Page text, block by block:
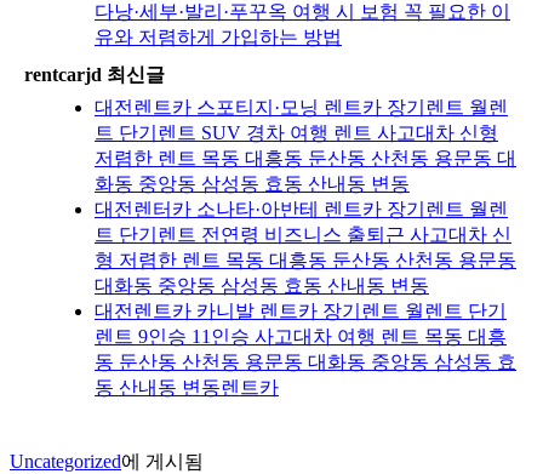
다낭·세부·발리·푸꾸옥 여행 시 보험 꼭 필요한 이
유와 저렴하게 가입하는 방법
rentcarjd 최신글
대전렌트카 스포티지·모닝 렌트카 장기렌트 월렌
트 단기렌트 SUV 경차 여행 렌트 사고대차 신형
저렴한 렌트 목동 대흥동 둔산동 산천동 용문동 대
화동 중앙동 삼성동 효동 산내동 변동
대전렌터카 소나타·아반테 렌트카 장기렌트 월렌
트 단기렌트 전연령 비즈니스 출퇴근 사고대차 신
형 저렴한 렌트 목동 대흥동 둔산동 산천동 용문동
대화동 중앙동 삼성동 효동 산내동 변동
대전렌트카 카니발 렌트카 장기렌트 월렌트 단기
렌트 9인승 11인승 사고대차 여행 렌트 목동 대흥
동 둔산동 산천동 용문동 대화동 중앙동 삼성동 효
동 산내동 변동렌트카
Uncategorized에 게시됨